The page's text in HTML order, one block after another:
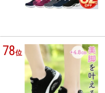
78位